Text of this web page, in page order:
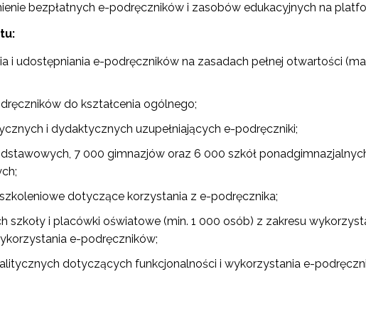
bezpłatnych e-podręczników i zasobów edukacyjnych na
udostępniania e-podręczników na zasadach pełnej otwartości
do kształcenia ogólnego;
i dydaktycznych uzupełniających e-podręczniki;
7 000 gimnazjów oraz 6 000 szkół
dotyczące korzystania z e-podręcznika;
szkoły i placówki oświatowe (min. 1 000 osób) z zakresu
e-podręczników;
dotyczących funkcjonalności i wykorzystania e-